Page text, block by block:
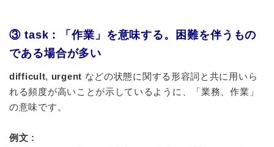
③ task : 「作業」を意味する。困難を伴うもの
である場合が多い
difficult, urgent などの状態に関する形容詞 と共に用いら
れる頻度が高いことが示しているように、「業務、作業」
の意味です。
例文 :